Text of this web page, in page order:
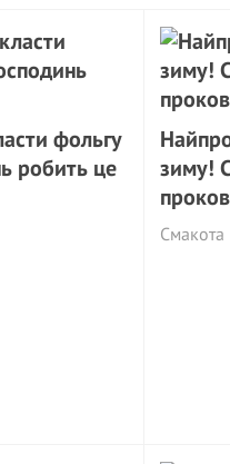
фольгу
робить це
зиму!
Смакота